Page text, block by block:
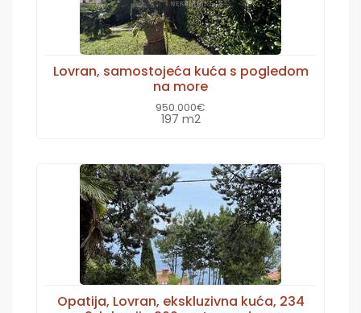
Lovran, samostojeća kuća s pogledom
na more
950.000€
197 m2
Opatija, Lovran, ekskluzivna kuća, 234